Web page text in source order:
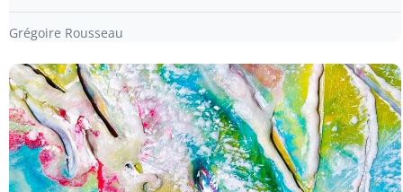
Grégoire Rousseau